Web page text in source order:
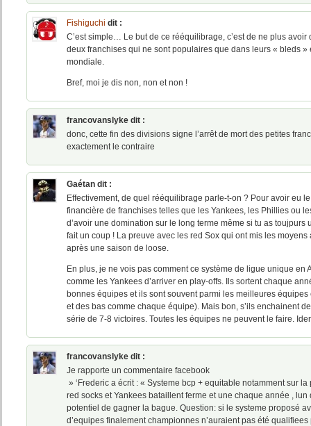
Fishiguchi dit :
C’est simple… Le but de ce rééquilibrage, c’est de ne plus
deux franchises qui ne sont populaires que dans leurs « bleds »
mondiale.
Bref, moi je dis non, non et non !
francovanslyke dit :
donc, cette fin des divisions signe l’arrêt de mort des petites
exactement le contraire
Gaétan dit :
Effectivement, de quel rééquilibrage parle-t-on ? Pour avoir eu
financière de franchises telles que les Yankees, les Phillies ou
d’avoir une domination sur le long terme même si tu as
fait un coup ! La preuve avec les red Sox qui ont mis les moyens
après une saison de loose.
En plus, je ne vois pas comment ce système de ligue unique en
comme les Yankees d’arriver en play-offs. Ils sortent chaque
bonnes équipes et ils sont souvent parmi les meilleures
et des bas comme chaque équipe). Mais bon, s’ils enchainent
série de 7-8 victoires. Toutes les équipes ne peuvent le faire.
francovanslyke dit :
Je rapporte un commentaire facebook
» ‘Frederic a écrit : « Systeme bcp + equitable notamment sur
red socks et Yankees bataillent ferme et une chaque année , lun
potentiel de gagner la bague. Question: si le systeme proposé
d’equipes finalement championnes n’auraient pas été